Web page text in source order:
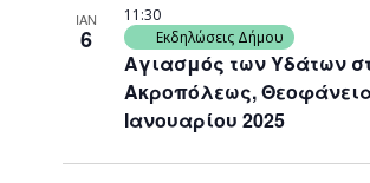
ΙΑΝ
6
Αγιασμός των Υδάτων
Ακροπόλεως,
Ιανουαρίου 2025
11:30
Εκδηλώσεις Δήμου